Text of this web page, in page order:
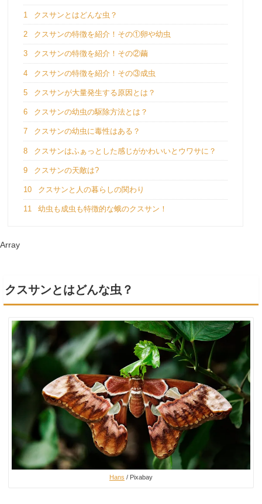
1 クスサンとはどんな虫？
2 クスサンの特徴を紹介！その①卵や幼虫
3 クスサンの特徴を紹介！その②繭
4 クスサンの特徴を紹介！その③成虫
5 クスサンが大量発生する原因とは？
6 クスサンの幼虫の駆除方法とは？
7 クスサンの幼虫に毒性はある？
8 クスサンはふぁっとした感じがかわいいとウワサに？
9 クスサンの天敵は?
10 クスサンと人の暮らしの関わり
11 幼虫も成虫も特徴的な蛾のクスサン！
Array
クスサンとはどんな虫？
Hans / Pixabay